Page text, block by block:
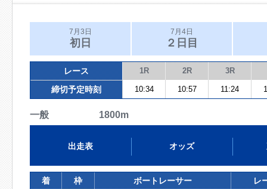
7月3日
初日
7月4日
２日目
レース 1R 2R 3R
締切予定時刻 10:34 10:57 11:24
一般 1800m
出走表 オッズ
着 枠 ボートレーサー レ